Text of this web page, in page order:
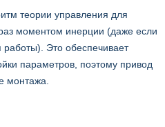
теории управления для
моментом инерции (даже если
работы). Это обеспечивает
параметров, поэтому привод
монтажа.